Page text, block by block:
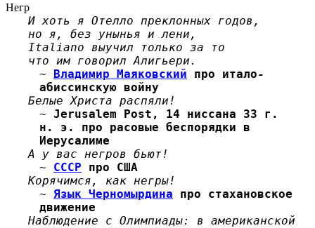
Негр
И хоть я Отелло преклонных годов,
но я, без унынья и лени,
Italiano выучил только за то
что им говорил Алигьери.
~ Владимир Маяковский про итало-
абиссинскую войну
Белые Христа распяли!
~ Jerusalem Post, 14 ниссана 33 г.
н. э. про расовые беспорядки в
Иерусалиме
А у вас негров бьют!
~ СССР про США
Корячимся, как негры!
~ Язык Черномырдина про стахановское
движение
Наблюдение с Олимпиады: в американской